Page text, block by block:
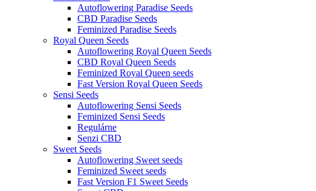
Autoflowering Paradise Seeds
CBD Paradise Seeds
Feminized Paradise Seeds
Royal Queen Seeds
Autoflowering Royal Queen Seeds
CBD Royal Queen Seeds
Feminized Royal Queen seeds
Fast Version Royal Queen Seeds
Sensi Seeds
Autoflowering Sensi Seeds
Feminized Sensi Seeds
Regulárne
Senzi CBD
Sweet Seeds
Autoflowering Sweet seeds
Feminized Sweet seeds
Fast Version F1 Sweet Seeds